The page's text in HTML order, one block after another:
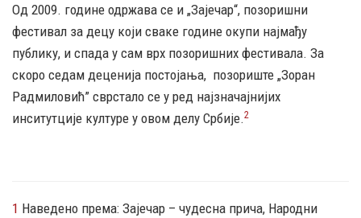
Од 2009. године одржава се и „Зајечар“, позоришни
фестивал за децу који сваке године окупи најмађу
публику, и спада у сам врх позоришних фестивала. За
скоро седам деценија постојања, позориште „Зоран
Радмиловић” сврстало се у ред најзначајнијих
инситутције културе у овом делу Србије.2
1 Наведено према: Зајечар – чудесна прича, Народни